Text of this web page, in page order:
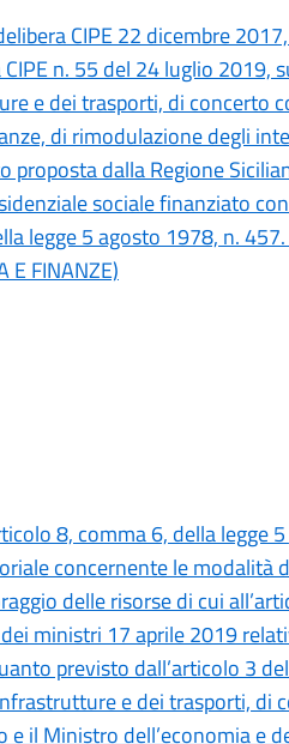
CIPE 22 dicembre
n. 55 del 24 luglio 2019,
e dei trasporti, di concerto
di rimodulazione degli
proposta dalla Regione
sociale finanziato
legge 5 agosto 1978, n. 457.
E FINANZE)
8, comma 6, della legge
concernente le modalità
delle risorse di cui
ministri 17 aprile 2019
previsto dall’articolo 3
e dei trasporti, di
e il Ministro dell’economia e